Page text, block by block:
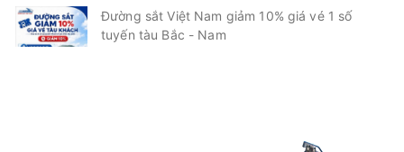
Đường sắt Việt Nam giảm 10% giá vé 1 số
tuyến tàu Bắc - Nam